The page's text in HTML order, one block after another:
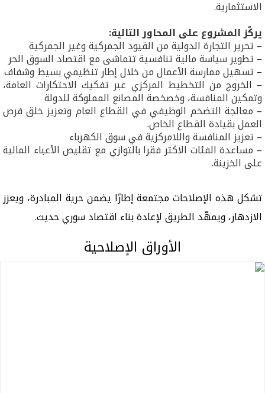
الاستثمارية.
يركّز المشروع على المحاور التالية:
– تحرير التجارة الدولية من القيود الجمركية وغير الجمركية
– تطوير سياسة مالية تنافسية تتماشى مع اقتصاد السوق الحر
– تسهيل ممارسة الأعمال من خلال إطار تنظيمي بسيط وشفاف
– الخروج من التخطيط المركزي عبر تفكيك الاحتكارات العامة،
وتمكين المنافسة، وخصخصة المصانع المملوكة للدولة
– معالجة التضخم الوظيفي في القطاع العام وتعزيز خلق فرص
العمل بقيادة القطاع الخاص.
– تعزيز المنافسة واللامركزية في سوق الكهرباء
– مساعدة الفئات الاكثر فقرا بالتوازي مع تقليص الأعباء المالية
على الخزينة.
تشكل هذه الإصلاحات مجتمعة إطارًا يضمن حرية المبادرة، ويعزز
الازدهار، ويمهّد الطريق لإعادة بناء اقتصاد سوري حديث.
الأوراق الإصلاحية